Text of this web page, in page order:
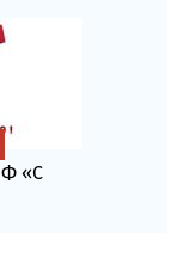
«C